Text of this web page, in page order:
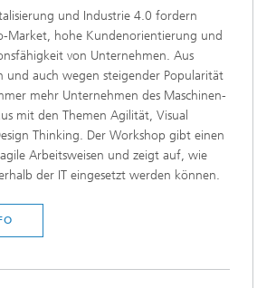
und Industrie 4.0 fordern
Market, hohe Kundenorientierung und
von Unternehmen. Aus
und auch wegen steigender Popularität
mehr Unternehmen des Maschinen-
mit den Themen Agilität, Visual
Thinking. Der Workshop gibt einen
Arbeitsweisen und zeigt auf, wie
der IT eingesetzt werden können.